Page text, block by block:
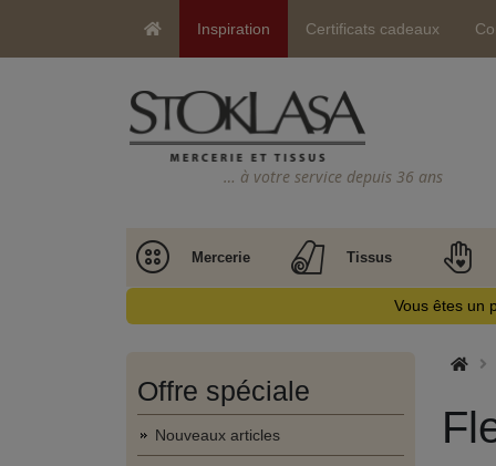
Inspiration Certificats cadeaux
… à votre service depuis 36 ans
Mercerie Tissus
Vous êtes un
Offre spéciale
Nouveaux articles